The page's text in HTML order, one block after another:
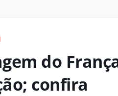
do
confira